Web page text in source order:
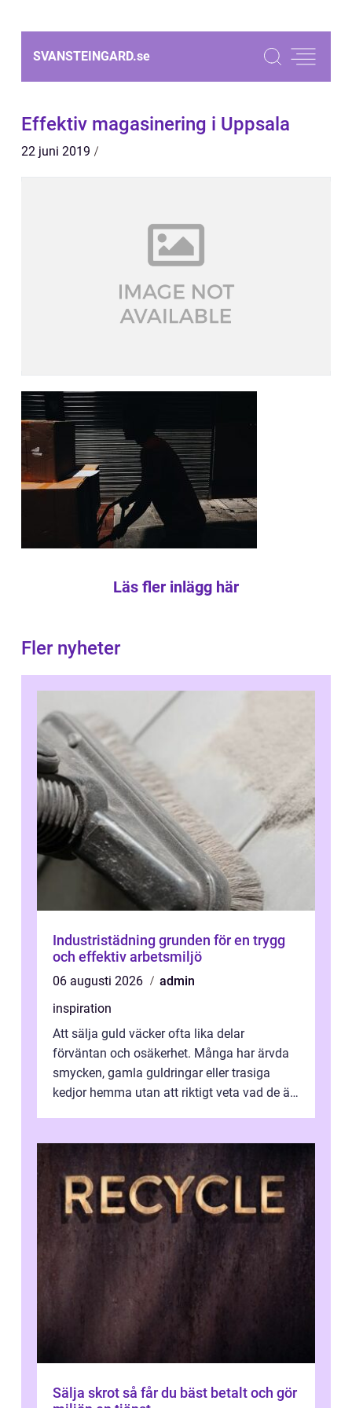
SVANSTEINGARD.se
Effektiv magasinering i Uppsala
22 juni 2019
Läs fler inlägg här
Fler nyheter
Industristädning grunden för en trygg
och effektiv arbetsmiljö
06 augusti 2026
admin
inspiration
Att sälja guld väcker ofta lika delar
förväntan och osäkerhet. Många har ärvda
smycken, gamla guldringar eller trasiga
kedjor hemma utan att riktigt veta vad de är
Sälja skrot så får du bäst betalt och gör